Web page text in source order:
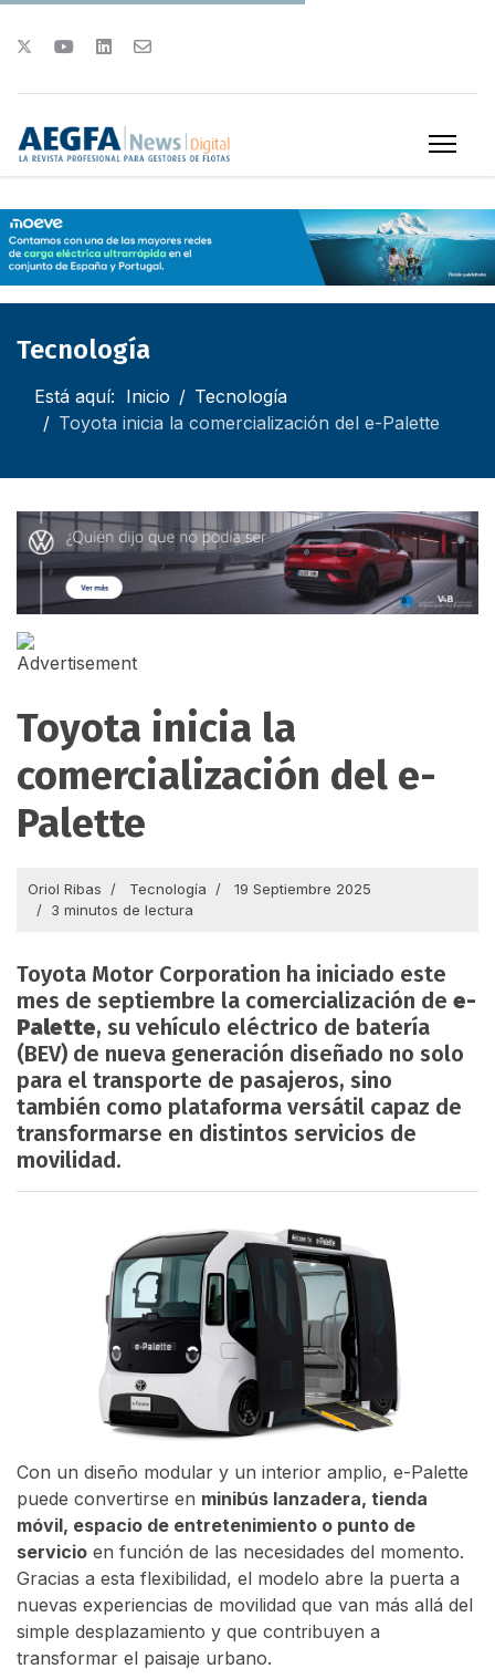
Tecnología
Está aquí: Inicio
Tecnología
Toyota inicia la comercialización del e-Palette
Toyota inicia la
comercialización del e-
Palette
Oriol Ribas Tecnología
19 Septiembre 2025
3 minutos de lectura
Toyota Motor Corporation ha iniciado este
mes de septiembre la comercialización de e-
Palette, su vehículo eléctrico de batería
(BEV) de nueva generación diseñado no solo
para el transporte de pasajeros, sino
también como plataforma versátil capaz de
transformarse en distintos servicios de
movilidad.
Con un diseño modular y un interior amplio, e-Palette
puede convertirse en minibús lanzadera, tienda
móvil, espacio de entretenimiento o punto de
servicio en función de las necesidades del momento.
Gracias a esta flexibilidad, el modelo abre la puerta a
nuevas experiencias de movilidad que van más allá del
simple desplazamiento y que contribuyen a
transformar el paisaje urbano.